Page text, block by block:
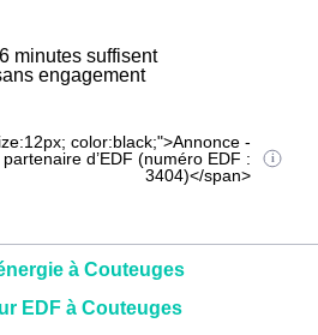
minutes suffisent
engagement
color:black;">Annonce -
d’EDF (numéro EDF :
3404)</span>
à Couteuges
EDF à Couteuges